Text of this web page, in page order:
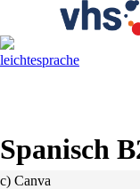
Spanisch
c) Canva